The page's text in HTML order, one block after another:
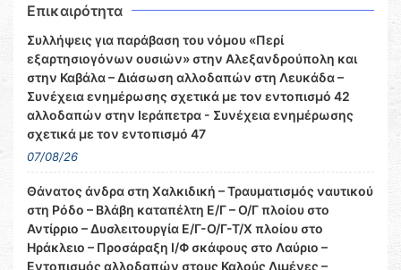
Επικαιρότητα
Συλλήψεις για παράβαση του νόμου «Περί
εξαρτησιογόνων ουσιών» στην Αλεξανδρούπολη και
στην Καβάλα – Διάσωση αλλοδαπών στη Λευκάδα –
Συνέχεια ενημέρωσης σχετικά με τον εντοπισμό 42
αλλοδαπών στην Ιεράπετρα - Συνέχεια ενημέρωσης
σχετικά με τον εντοπισμό 47
07/08/26
Θάνατος άνδρα στη Χαλκιδική – Τραυματισμός ναυτικού
στη Ρόδο – Βλάβη καταπέλτη Ε/Γ – Ο/Γ πλοίου στο
Αντίρριο – Δυσλειτουργία Ε/Γ-Ο/Γ-Τ/Χ πλοίου στο
Ηράκλειο – Προσάραξη Ι/Φ σκάφους στο Λαύριο –
Εντοπισμός αλλοδαπών στους Καλούς Λιμένες –